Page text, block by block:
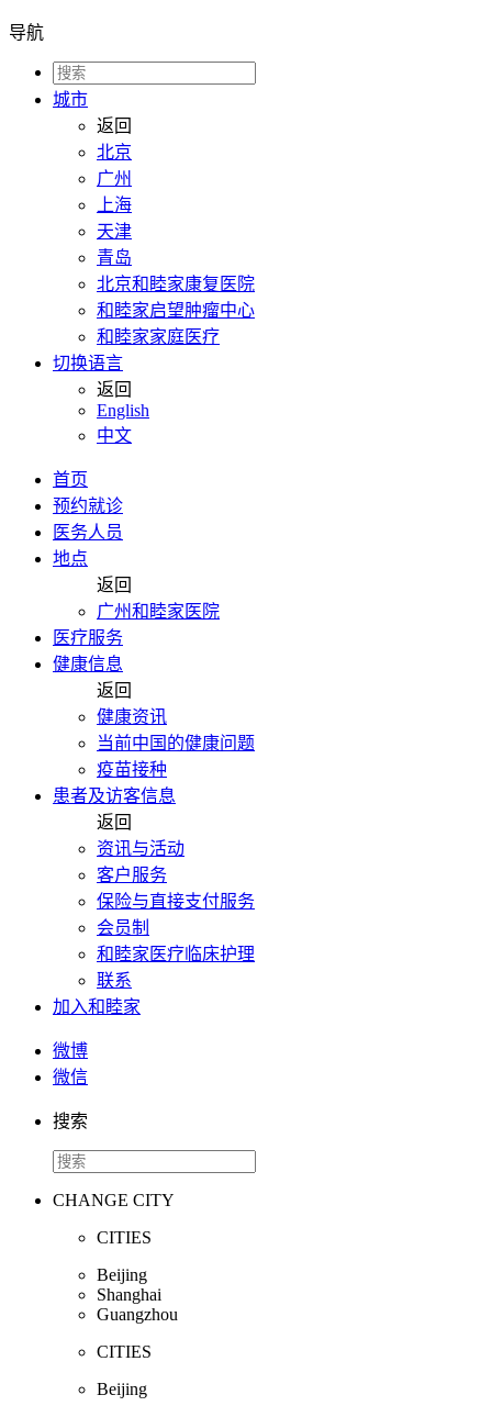
导航
城市
返回
北京
广州
上海
天津
青岛
北京和睦家康复医院
和睦家启望肿瘤中心
和睦家家庭医疗
切换语言
返回
English
中文
首页
预约就诊
医务人员
地点
返回
广州和睦家医院
医疗服务
健康信息
返回
健康资讯
当前中国的健康问题
疫苗接种
患者及访客信息
返回
资讯与活动
客户服务
保险与直接支付服务
会员制
和睦家医疗临床护理
联系
加入和睦家
微博
微信
搜索
CHANGE CITY
CITIES
Beijing
Shanghai
Guangzhou
CITIES
Beijing